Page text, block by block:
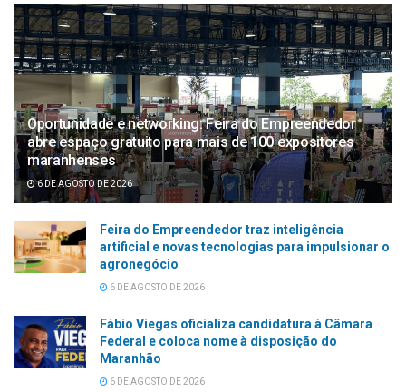
Oportunidade e networking: Feira do Empreendedor
abre espaço gratuito para mais de 100 expositores
maranhenses
6 DE AGOSTO DE 2026
Feira do Empreendedor traz inteligência
artificial e novas tecnologias para impulsionar o
agronegócio
6 DE AGOSTO DE 2026
Fábio Viegas oficializa candidatura à Câmara
Federal e coloca nome à disposição do
Maranhão
6 DE AGOSTO DE 2026